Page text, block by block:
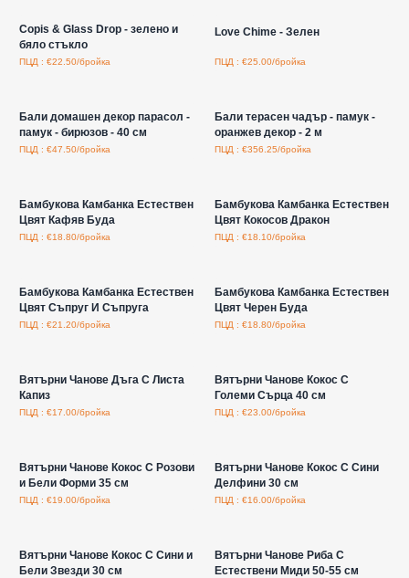
Copis & Glass Drop - зелено и
бяло стъкло
ПЦД : €22.50/бройка
Love Chime - Зелен
ПЦД : €25.00/бройка
Бали домашен декор парасол -
памук - бирюзов - 40 см
ПЦД : €47.50/бройка
Бали терасен чадър - памук -
оранжев декор - 2 м
ПЦД : €356.25/бройка
Бамбукова Камбанка Естествен
Цвят Кафяв Буда
ПЦД : €18.80/бройка
Бамбукова Камбанка Естествен
Цвят Кокосов Дракон
ПЦД : €18.10/бройка
Бамбукова Камбанка Естествен
Цвят Съпруг И Съпруга
ПЦД : €21.20/бройка
Бамбукова Камбанка Естествен
Цвят Черен Буда
ПЦД : €18.80/бройка
Вятърни Чанове Дъга С Листа
Капиз
ПЦД : €17.00/бройка
Вятърни Чанове Кокос С
Големи Сърца 40 см
ПЦД : €23.00/бройка
Вятърни Чанове Кокос С Розови
и Бели Форми 35 см
ПЦД : €19.00/бройка
Вятърни Чанове Кокос С Сини
Делфини 30 см
ПЦД : €16.00/бройка
Вятърни Чанове Кокос С Сини и
Бели Звезди 30 см
Вятърни Чанове Риба С
Естествени Миди 50-55 см